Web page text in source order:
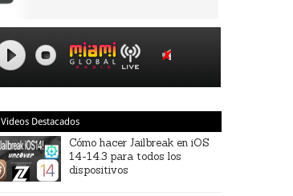
Videos Destacados
Cómo hacer Jailbreak en iOS
14-14.3 para todos los
dispositivos